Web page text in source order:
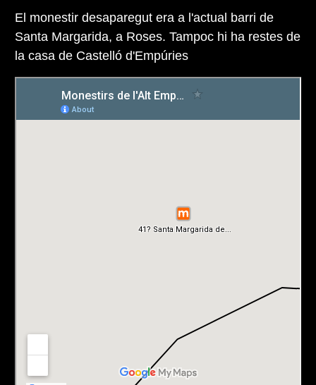
El monestir desaparegut era a l'actual barri de
Santa Margarida, a Roses. Tampoc hi ha restes de
la casa de Castelló d'Empúries